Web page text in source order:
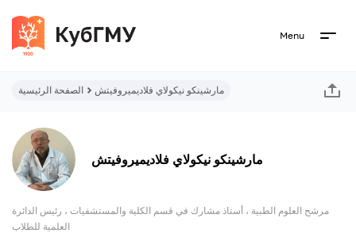
Menu
الصفحة الرئيسية مارشينكو نيكولاي فلاديميروفيتش
مارشينكو نيكولاي فلاديميروفيتش
مرشح العلوم الطبية ، أستاذ مشارك في قسم الكلية والمستشفيات ، رئيس الدائرة
العلمية للطلاب